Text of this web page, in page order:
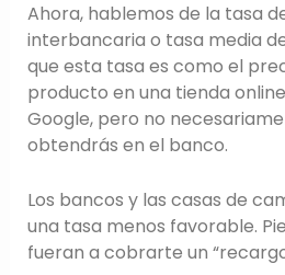
Ahora, hablemos de la tasa
interbancaria o tasa media
que esta tasa es como el
producto en una tienda
Google, pero no
obtendrás en el banco.
Los bancos y las casas de
una tasa menos favorable.
fueran a cobrarte un